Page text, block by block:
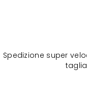
Spedizione super